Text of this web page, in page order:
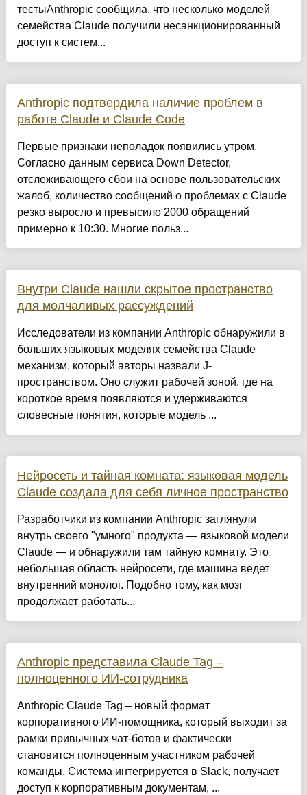
тестыAnthropic сообщила, что несколько моделей
семейства Claude получили несанкционированный
доступ к систем...
Anthropic подтвердила наличие проблем в
работе Claude и Claude Code
Первые признаки неполадок появились утром.
Согласно данным сервиса Down Detector,
отслеживающего сбои на основе пользовательских
жалоб, количество сообщений о проблемах с Claude
резко выросло и превысило 2000 обращений
примерно к 10:30. Многие польз...
Внутри Claude нашли скрытое пространство
для молчаливых рассуждений
Исследователи из компании Anthropic обнаружили в
больших языковых моделях семейства Claude
механизм, который авторы назвали J-
пространством. Оно служит рабочей зоной, где на
короткое время появляются и удерживаются
словесные понятия, которые модель ...
Нейросеть и тайная комната: языковая модель
Claude создала для себя личное пространство
Разработчики из компании Anthropic заглянули
внутрь своего "умного" продукта — языковой модели
Claude — и обнаружили там тайную комнату. Это
небольшая область нейросети, где машина ведет
внутренний монолог. Подобно тому, как мозг
продолжает работать...
Anthropic представила Claude Tag –
полноценного ИИ-сотрудника
Anthropic Claude Tag – новый формат
корпоративного ИИ-помощника, который выходит за
рамки привычных чат-ботов и фактически
становится полноценным участником рабочей
команды. Система интегрируется в Slack, получает
доступ к корпоративным документам, ...